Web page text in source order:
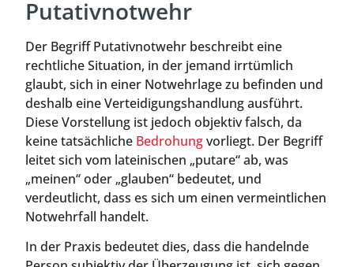
Putativnotwehr
Der Begriff Putativnotwehr beschreibt eine
rechtliche Situation, in der jemand irrtümlich
glaubt, sich in einer Notwehrlage zu befinden und
deshalb eine Verteidigungshandlung ausführt.
Diese Vorstellung ist jedoch objektiv falsch, da
keine tatsächliche Bedrohungvorliegt. Der Begriff
leitet sich vom lateinischen „putare“ ab, was
„meinen“ oder „glauben“ bedeutet, und
verdeutlicht, dass es sich um einen vermeintlichen
Notwehrfall handelt.
In der Praxis bedeutet dies, dass die handelnde